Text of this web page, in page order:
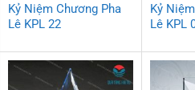
Kỷ Niệm Chương Pha
Lê KPL 22
Kỷ
Lê KPL